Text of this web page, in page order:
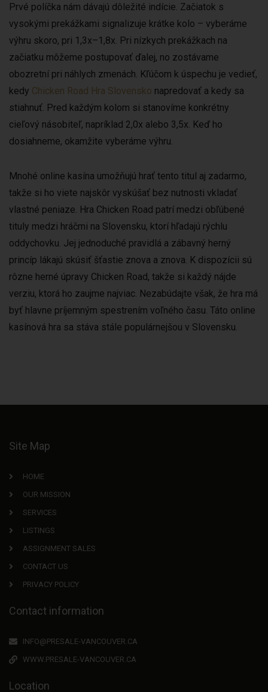
Prvé políčka nám dávajú dôležité indície. Začiatok s
vysokými prekážkami signalizuje krátke kolo – vyberáme
výhru skoro, pri 1,3x–1,8x. Pri nízkych prekážkach na
začiatku môžeme postupovať ďalej, no zostávame
obozretní pri náhlych zmenách. Kľúčom k úspechu je vedieť,
kedy Chicken Road Hra Slovensko napredovať a kedy sa
stiahnuť. Pred každým kolom si stanovíme konkrétny
cieľový násobiteľ, napríklad 2,0x alebo 3,5x. Keď ho
dosiahneme, okamžite vyberáme výhru.
Mnohé online kasína umožňujú hrať tento titul aj zadarmo,
takže si ho viete najskôr vyskúšať bez nutnosti vkladať
vlastné peniaze. Hra Chicken Road patrí medzi obľúbené
tituly medzi hráčmi na Slovensku, ktorí hľadajú rýchlu
oddychovku. Jej jednoduché pravidlá a zábavný herný
princíp lákajú skúsiť šťastie znova a znova. K dispozícii sú
rôzne herné úpravy Chicken Road, takže si každý nájde
verziu, ktorá ho zaujme najviac. Nezabúdajte však, že hra má
byť hlavne príjemným spestrením voľného času. Táto online
kasínová hra sa stáva stále populárnejšou v Slovensku.
Site Map
HOME
OUR MISSION
SERVICES
LISTINGS
ASSIGNMENT SALES
CONTACT US
PRIVACY POLICY
Contact information
INFO@PRESALE-VANCOUVER.CA
WWW.PRESALE-VANCOUVER.CA
Location